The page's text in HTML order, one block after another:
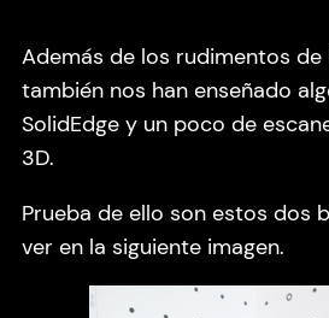
Además de los rudimentos de
también nos han enseñado
SolidEdge y un poco de
3D.
Prueba de ello son estos dos
ver en la siguiente imagen.